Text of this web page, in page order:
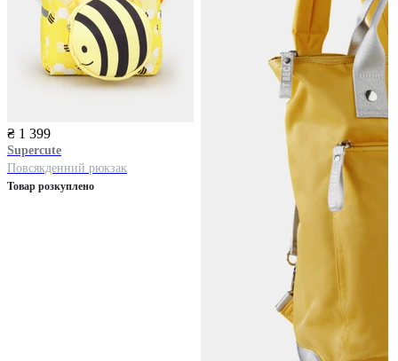
₴ 1 399
Supercute
Повсякденний рюкзак
Товар розкуплено